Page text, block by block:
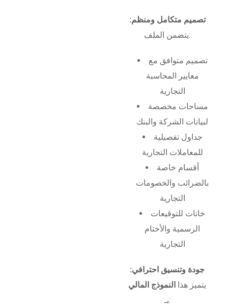
تصميم متكامل ومنظم:
يتضمن الملف:
تصميم متوافق مع
معايير المحاسبة
التجارية
مساحات مخصصة
لبيانات الشركة والبنك
جداول تفصيلية
للمعاملات التجارية
أقسام خاصة
بالضرائب والخصومات
التجارية
خانات للتوقيعات
الرسمية والأختام
التجارية
جودة وتنسيق احترافي:
يتميز هذا
النموذج المالي
بـ: